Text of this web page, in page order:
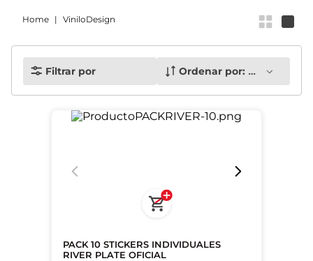
ViniloDesign
Filtrar por Ordenar por: Más
PACK 10 STICKERS INDIVIDUALES
RIVER PLATE OFICIAL
buzo
camiseta river